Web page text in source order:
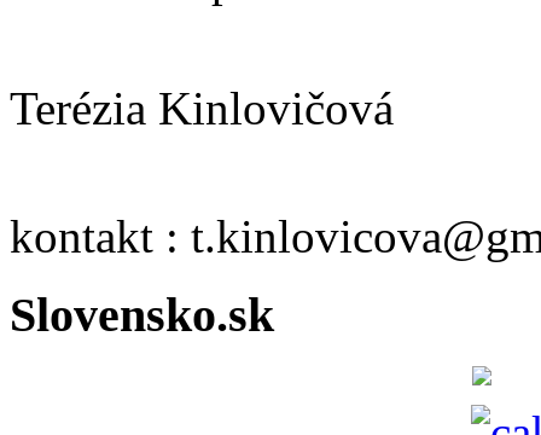
Terézia Kinlovičová
kontakt :
Slovensko.sk